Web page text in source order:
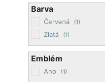
Barva
Červená (1)
Zlatá (1)
Emblém
Ano (1)